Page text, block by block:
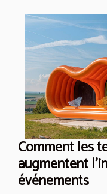
Comment les
augmentent
événements